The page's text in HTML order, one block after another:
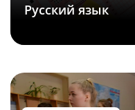
Русский язык